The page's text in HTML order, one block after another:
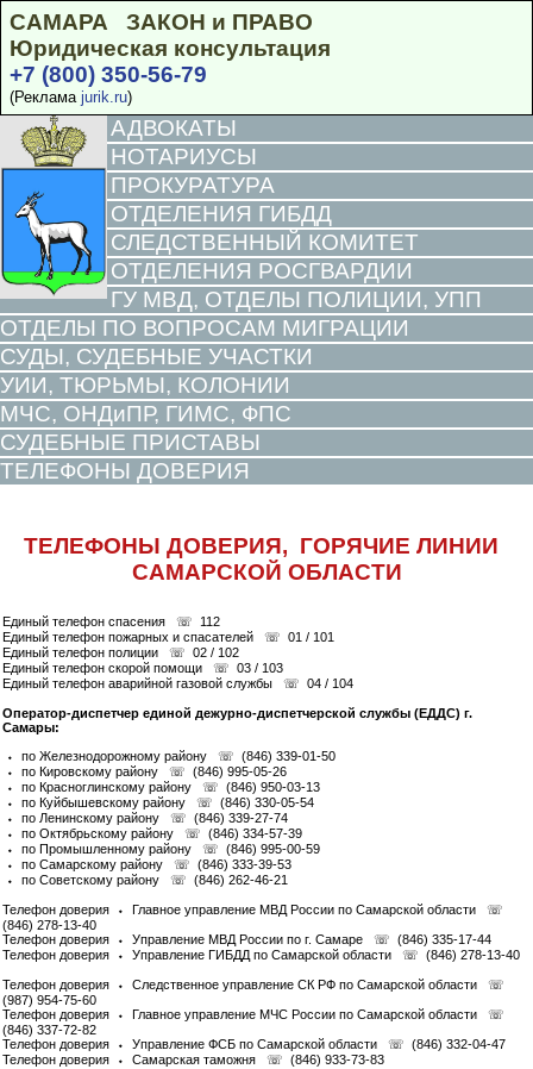
САМАРА ЗАКОН и ПРАВО
Юридическая консультация
+7 (800) 350-56-79
(Реклама jurik.ru)
АДВОКАТЫ
НОТАРИУСЫ
ПРОКУРАТУРА
ОТДЕЛЕНИЯ ГИБДД
СЛЕДСТВЕННЫЙ КОМИТЕТ
ОТДЕЛЕНИЯ РОСГВАРДИИ
ГУ МВД, ОТДЕЛЫ ПОЛИЦИИ, УПП
ОТДЕЛЫ ПО ВОПРОСАМ МИГРАЦИИ
СУДЫ, СУДЕБНЫЕ УЧАСТКИ
УИИ, ТЮРЬМЫ, КОЛОНИИ
МЧС, ОНДиПР, ГИМС, ФПС
СУДЕБНЫЕ ПРИСТАВЫ
ТЕЛЕФОНЫ ДОВЕРИЯ
ТЕЛЕФОНЫ ДОВЕРИЯ, ГОРЯЧИЕ ЛИНИИ
САМАРСКОЙ ОБЛАСТИ
Единый телефон спасения ☏ 112
Единый телефон пожарных и спасателей ☏ 01 / 101
Единый телефон полиции ☏ 02 / 102
Единый телефон скорой помощи ☏ 03 / 103
Единый телефон аварийной газовой службы ☏ 04 / 104
Оператор-диспетчер единой дежурно-диспетчерской службы (ЕДДС) г.
Самары:
⬩ по Железнодорожному району ☏ (846) 339-01-50
⬩ по Кировскому району ☏ (846) 995-05-26
⬩ по Красноглинскому району ☏ (846) 950-03-13
⬩ по Куйбышевскому району ☏ (846) 330-05-54
⬩ по Ленинскому району ☏ (846) 339-27-74
⬩ по Октябрьскому району ☏ (846) 334-57-39
⬩ по Промышленному району ☏ (846) 995-00-59
⬩ по Самарскому району ☏ (846) 333-39-53
⬩ по Советскому району ☏ (846) 262-46-21
Телефон доверия ⬩ Главное управление МВД России по Самарской области ☏
(846) 278-13-40
Телефон доверия ⬩ Управление МВД России по г. Самаре ☏ (846) 335-17-44
Телефон доверия ⬩ Управление ГИБДД по Самарской области ☏ (846) 278-13-40
Телефон доверия ⬩ Следственное управление СК РФ по Самарской области ☏
(987) 954-75-60
Телефон доверия ⬩ Главное управление МЧС России по Самарской области ☏
(846) 337-72-82
Телефон доверия ⬩ Управление ФСБ по Самарской области ☏ (846) 332-04-47
Телефон доверия ⬩ Самарская таможня ☏ (846) 933-73-83